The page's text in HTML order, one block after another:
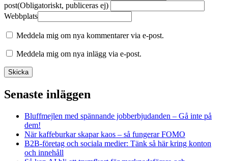
post(Obligatoriskt, publiceras ej)
Webbplats
Meddela mig om nya kommentarer via e-post.
Meddela mig om nya inlägg via e-post.
Senaste inläggen
Bluffmejlen med spännande jobberbjudanden – Gå inte på
dem!
När kaffeburkar skapar kaos – så fungerar FOMO
B2B-företag och sociala medier: Tänk så här kring konton
och innehåll